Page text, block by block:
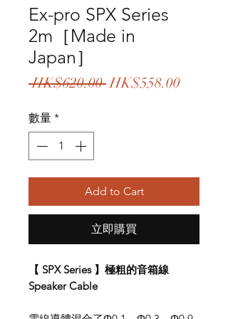
Ex-pro SPX Series
2m［Made in
Japan］
HK$620.00 一
HK$558.00促
數量 *
Add to Cart
立即購買
【 SPX Series 】極粗的音箱線
Speaker Cable